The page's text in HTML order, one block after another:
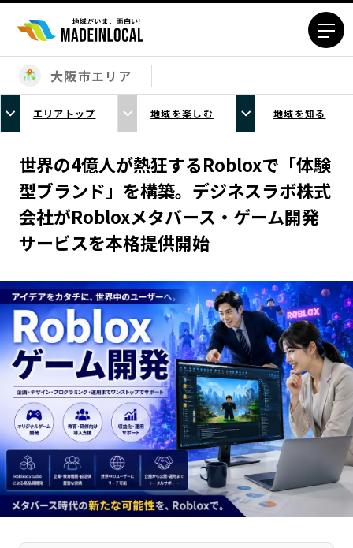
エリアから探す
北海道エリア
青森エリア
岩手エリア
秋田エリア
山形エリア
福島エリア
茨城エリア
栃木エリア
群馬エリア
埼玉エリア
千葉エリア
神奈川エリア
新潟エリア
富山エリア
石川エリア
福井エリア
山梨エリア
長野エリア
岐阜エリア
静岡エリア
愛知エリア
三重エリア
滋賀エリア
京都エリア
大阪市エリア
北摂エリア
堺・泉州エリア
河内エリア
兵庫エリア
奈良エリア
和歌山エリア
鳥取エリア
島根エリア
大阪市エリア
エリアトップ 地域を楽しむ 地域を知る
世界の4億人が熱狂するRobloxで「体験
型ブランド」を構築。デジネスラボ株式
会社がRobloxメタバース・ゲーム開発
サービスを本格提供開始